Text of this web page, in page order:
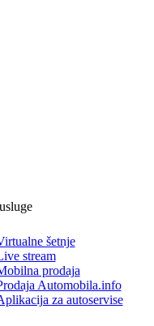
šetnje
stream
prodaja
Automobila.info
za autoservise